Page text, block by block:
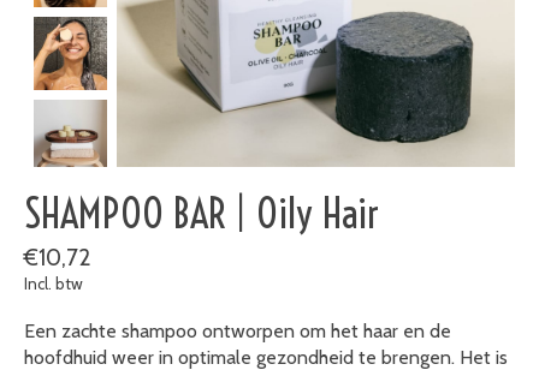
SHAMPOO BAR | Oily Hair
€10,72
Incl. btw
Een zachte shampoo ontworpen om het haar en de
hoofdhuid weer in optimale gezondheid te brengen. Het is